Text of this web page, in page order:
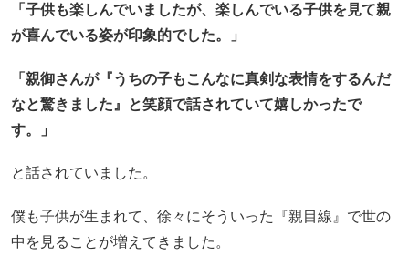
「子供も楽しんでいましたが、楽しんでいる子供を見て親
が喜んでいる姿が印象的でした。」
「親御さんが『うちの子もこんなに真剣な表情をするんだ
なと驚きました』と笑顔で話されていて嬉しかったで
す。」
と話されていました。
僕も子供が生まれて、徐々にそういった『親目線』で世の
中を見ることが増えてきました。